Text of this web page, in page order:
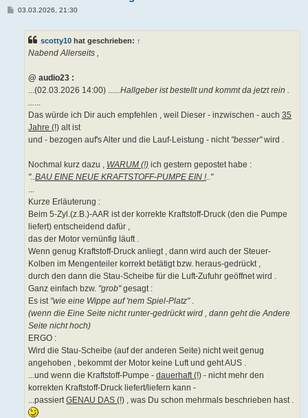
B03.03.2026, 21:30
scotty10 hat geschrieben: ↑
Nabend Allerseits ,
@ audio23 :
...(02.03.2026 14:00) ......Hallgeber ist bestellt und kommt da jetzt rein .
......
Das würde ich Dir auch empfehlen , weil Dieser - inzwischen - auch 35
Jahre (!) alt ist
und - bezogen auf's Alter und die Lauf-Leistung - nicht "besser"wird .
Nochmal kurz dazu , WARUM (!) ich gestern gepostet habe :
"..BAU EINE NEUE KRAFTSTOFF-PUMPE EIN !.."
...
Kurze Erläuterung :
Beim 5-Zyl.(z.B.)-AAR ist der korrekte Kraftstoff-Druck (den die Pumpe
liefert) entscheidend dafür ,
das der Motor vernünfig läuft .
Wenn genug Kraftstoff-Druck anliegt , dann wird auch der Steuer-
Kolben im Mengenteiler korrekt betätigt bzw. heraus-gedrückt ,
durch den dann die Stau-Scheibe für die Luft-Zufuhr geöffnet wird .
Ganz einfach bzw. "grob"gesagt :
Es ist "wie eine Wippe auf 'nem Spiel-Platz".
(wenn die Eine Seite nicht runter-gedrückt wird , dann geht die Andere
Seite nicht hoch)
ERGO :
Wird die Stau-Scheibe (auf der anderen Seite) nicht weit genug
angehoben , bekommt der Motor keine Luft und geht AUS .
...und wenn die Kraftstoff-Pumpe - dauerhaft (!) - nicht mehr den
korrekten Kraftstoff-Druck liefert/liefern kann -
...passiertGENAU DAS (!) , was Du schon mehrmals beschrieben hast .